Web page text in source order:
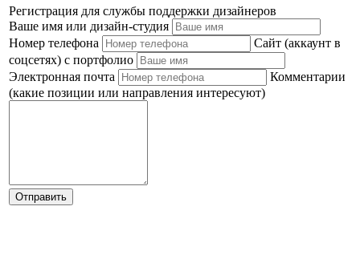
Регистрация для службы поддержки дизайнеров
Ваше имя или дизайн-студия
Номер телефона
Сайт (аккаунт в
соцсетях) с портфолио
Электронная почта
Комментарии
(какие позиции или направления интересуют)
Отправить